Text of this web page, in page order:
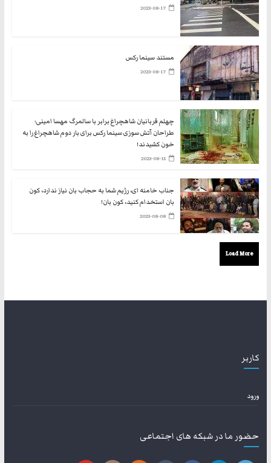
2023-08-17
مستند سینما رکس
2023-08-17
چهلم قربانیان شاهچراغ برابر با سالمرگ مهسا امینی؛
طراحان آتش سوزی سینما رکس برای بار دوم شاهچراغ را به
خون کشیدند!
2023-08-15
جناب خامنه ای، رژیم شما به حجاب بان نیاز ندارد، کون
بان استخدام کنید، کون بان!
2023-08-08
Load More
کاربر
ورود
حضور ما در شبکه های اجتماعی